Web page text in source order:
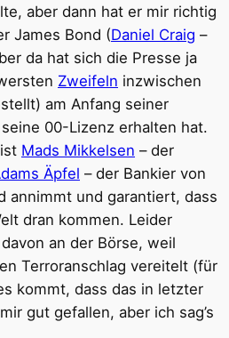
aber dann hat er mir richtig
James Bond (Daniel Craig –
da hat sich die Presse ja
Zweifeln inzwischen
am Anfang seiner
00-Lizenz erhalten hat.
Mads Mikkelsen – der
Äpfel – der Bankier von
annimmt und garantiert, dass
dran kommen. Leider
an der Börse, weil
Terroranschlag vereitelt (für
kommt, dass das in letzter
gut gefallen, aber ich sag’s